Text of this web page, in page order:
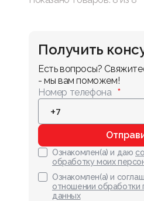
Получить
Есть вопросы?
- мы вам поможем!
Номер телефона
Ознакомлен(а) и даю
обработку моих
Ознакомлен(а) и
отношении обработки
данных